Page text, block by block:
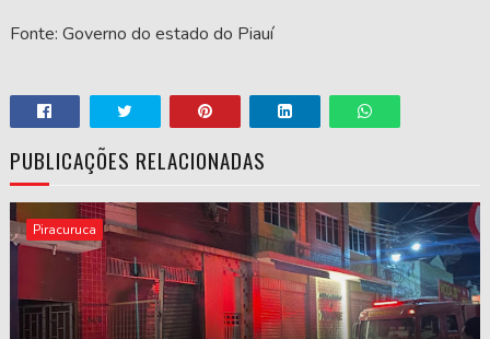
Fonte: Governo do estado do Piauí
PUBLICAÇÕES RELACIONADAS
Piracuruca